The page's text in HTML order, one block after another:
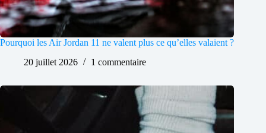
Pourquoi les Air Jordan 11 ne valent plus ce qu’elles valaient ?
20 juillet 2026
1 commentaire